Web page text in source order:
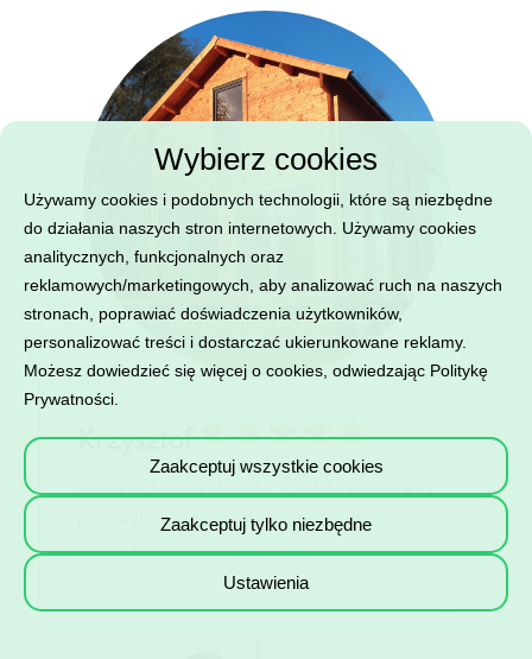
Krzysztof
Bardzo ładne domki. Szybki montaż I
profesjonalne podejście. Gorąco
polecam!!!
Wybierz cookies
Używamy cookies i podobnych technologii, które są niezbędne
do działania naszych stron internetowych. Używamy cookies
analitycznych, funkcjonalnych oraz
reklamowych/marketingowych, aby analizować ruch na naszych
stronach, poprawiać doświadczenia użytkowników,
personalizować treści i dostarczać ukierunkowane reklamy.
Możesz dowiedzieć się więcej o cookies, odwiedzając Politykę
Prywatności
Zaakceptuj wszystkie cookies
Zaakceptuj tylko niezbędne
Ustawienia